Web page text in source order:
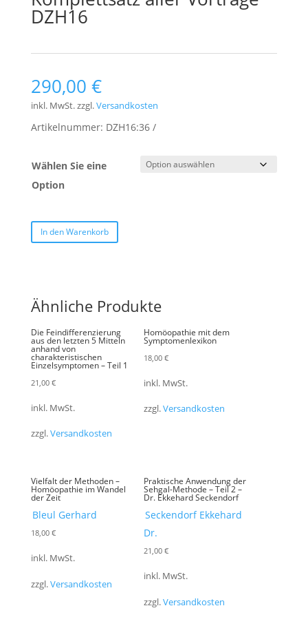
DZH16
290,00 €
inkl. MwSt.zzgl.Versandkosten
Artikelnummer: DZH16:36
Wählen Sie eine
Option
In den Warenkorb
Ähnliche Produkte
Die Feindifferenzierung
aus den letzten 5 Mitteln
anhand von
charakteristischen
Einzelsymptomen – Teil 1
21,00 €
inkl. MwSt.
zzgl.Versandkosten
Homöopathie mit dem
Symptomenlexikon
18,00 €
inkl. MwSt.
zzgl.Versandkosten
Vielfalt der Methoden –
Homöopathie im Wandel
der Zeit
Bleul Gerhard
18,00 €
inkl. MwSt.
zzgl.Versandkosten
Praktische Anwendung der
Sehgal-Methode – Teil 2 –
Dr. Ekkehard Seckendorf
Seckendorf Ekkehard
Dr.
21,00 €
inkl. MwSt.
zzgl.Versandkosten